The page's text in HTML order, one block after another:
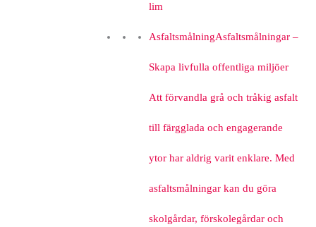
lim
AsfaltsmålningAsfaltsmålningar –
Skapa livfulla offentliga miljöer
Att förvandla grå och tråkig asfalt
till färgglada och engagerande
ytor har aldrig varit enklare. Med
asfaltsmålningar kan du göra
skolgårdar, förskolegårdar och